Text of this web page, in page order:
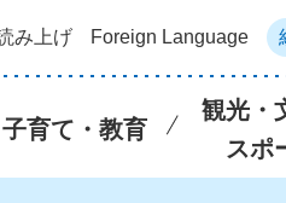
み上げ Foreign Language
子育て・教育
観光・
スポ